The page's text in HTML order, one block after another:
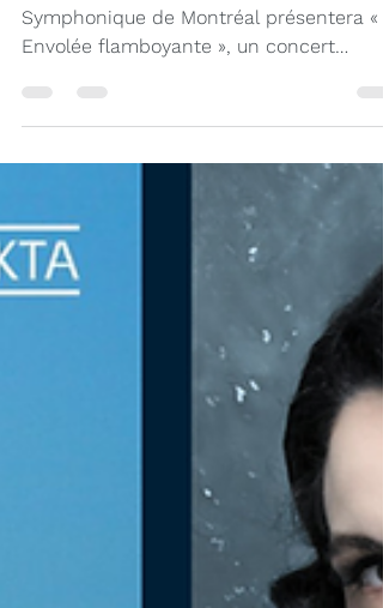
Métropolitain!
Symphonique de Montréal présentera «
Envolée flamboyante », un concert
mettant en vedette l'altiste...